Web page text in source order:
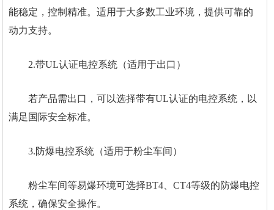
能稳定，控制精准。适用于大多数工业环境，提供可靠的
动力支持。
2.带UL认证电控系统（适用于出口）
若产品需出口，可以选择带有UL认证的电控系统，以
满足国际安全标准。
3.防爆电控系统（适用于粉尘车间）
粉尘车间等易爆环境可选择BT4、CT4等级的防爆电控
系统，确保安全操作。